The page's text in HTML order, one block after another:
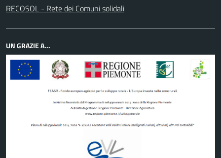
RECOSOL - Rete dei Comuni solidali
UN GRAZIE A...